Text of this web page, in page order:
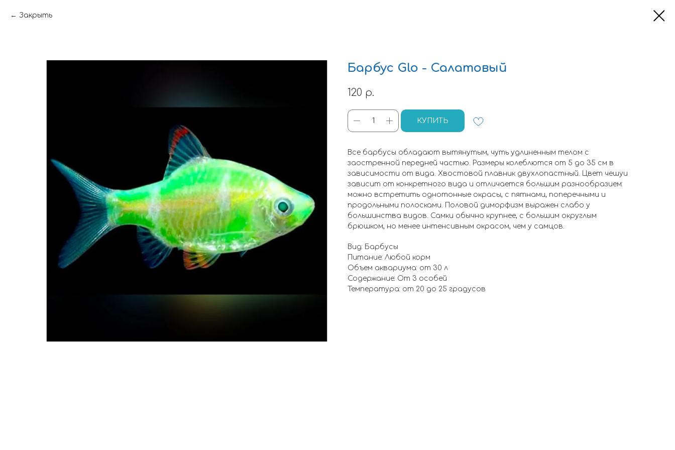
Закрыть
Барбус Glo - Салатовый
120 р.
КУПИТЬ
Все барбусы обладают вытянутым, чуть удлиненным телом с
заостренной передней частью. Размеры колеблются от 5 до 35 см в
зависимости от вида. Хвостовой плавник двухлопастный. Цвет чешуи
зависит от конкретного вида и отличается большим разнообразием:
можно встретить однотонные окрасы, с пятнами, поперечными и
продольными полосками. Половой диморфизм выражен слабо у
большинства видов. Самки обычно крупнее, с большим округлым
брюшком, но менее интенсивным окрасом, чем у самцов.
Вид: Барбусы
Питание: Любой корм
Объем аквариума: от 30 л
Содержание: От 3 особей
Температура: от 20 до 25 градусов